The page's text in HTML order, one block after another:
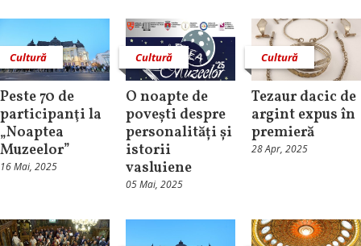
Cultură
Peste 70 de
participanţi la
„Noaptea
Muzeelor”
16 Mai, 2025
Cultură
O noapte de
povești despre
personalități și
istorii
vasluiene
05 Mai, 2025
Cultură
Tezaur dacic de
argint expus în
premieră
28 Apr, 2025